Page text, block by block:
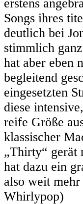
erstens
Songs ihres
deutlich bei
stimmlich
hat aber eben
begleitend
eingesetzten
diese
reife Größe
klassischer
„Thirty“ gerät
hat dazu ein
also weit
Whirlypop)